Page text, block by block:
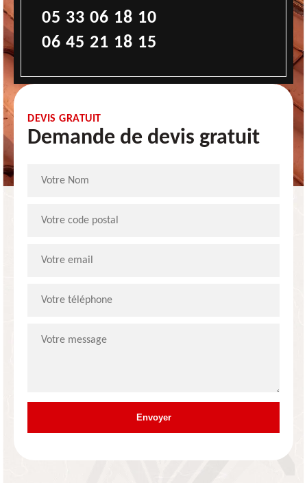
05 33 06 18 10
06 45 21 18 15
DEVIS GRATUIT
Demande de devis gratuit